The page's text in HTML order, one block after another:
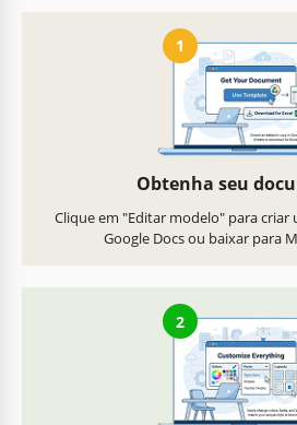
1
Obtenha seu
Clique em "Editar modelo" para criar
Google Docs ou baixar para
2